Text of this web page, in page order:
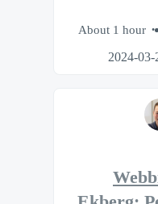
About 1 hour
2024-